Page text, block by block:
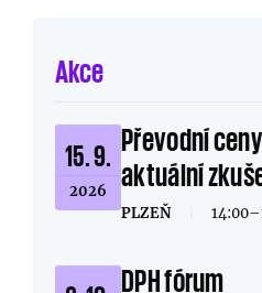
Akce
15. 9.
2026
Převodní
aktuální
PLZEŇ
DPH fórum